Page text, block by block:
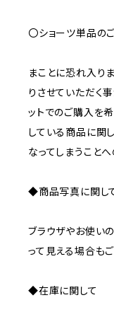
〇ショーツ単品の
まことに恐れ入り
りさせていただく
ットでのご購入を
している商品に関
なってしまうこと
◆商品写真に関し
ブラウザやお使い
って見える場合もご
◆在庫に関して